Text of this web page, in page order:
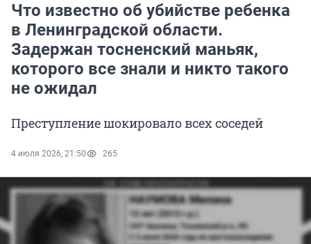
Что известно об убийстве ребенка
в Ленинградской области.
Задержан тосненский маньяк,
которого все знали и никто такого
не ожидал
Преступление шокировало всех соседей
4 июля 2026, 21:50 265